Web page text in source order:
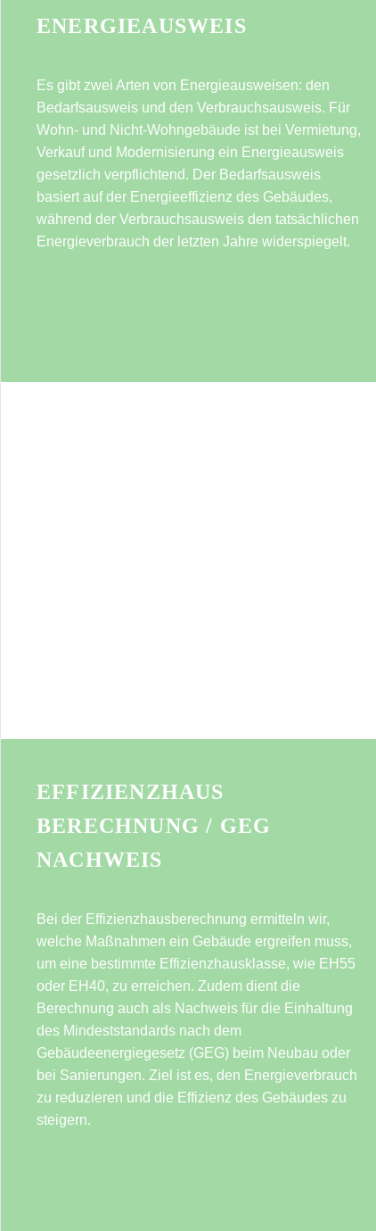
ENERGIEAUSWEIS
Es gibt zwei Arten von Energieausweisen: den
Bedarfsausweis und den Verbrauchsausweis. Für
Wohn- und Nicht-Wohngebäude ist bei Vermietung,
Verkauf und Modernisierung ein Energieausweis
gesetzlich verpflichtend. Der Bedarfsausweis
basiert auf der Energieeffizienz des Gebäudes,
während der Verbrauchsausweis den tatsächlichen
Energieverbrauch der letzten Jahre widerspiegelt.
EFFIZIENZHAUS
BERECHNUNG / GEG
NACHWEIS
Bei der Effizienzhausberechnung ermitteln wir,
welche Maßnahmen ein Gebäude ergreifen muss,
um eine bestimmte Effizienzhausklasse, wie EH55
oder EH40, zu erreichen. Zudem dient die
Berechnung auch als Nachweis für die Einhaltung
des Mindeststandards nach dem
Gebäudeenergiegesetz (GEG) beim Neubau oder
bei Sanierungen. Ziel ist es, den Energieverbrauch
zu reduzieren und die Effizienz des Gebäudes zu
steigern.